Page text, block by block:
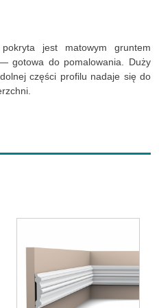
jest matowym gruntem
gotowa do pomalowania. Duży
części profilu nadaje się do